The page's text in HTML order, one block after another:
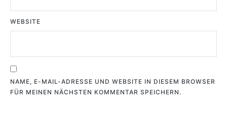
WEBSITE
NAME, E-MAIL-ADRESSE UND WEBSITE IN DIESEM BROWSER
FÜR MEINEN NÄCHSTEN KOMMENTAR SPEICHERN.